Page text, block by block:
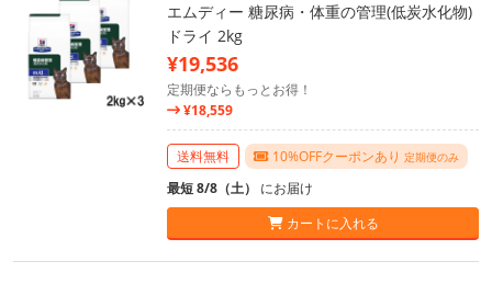
エムディー 糖尿病・体重の管理(低炭水化物)
ドライ 2kg
¥19,536
定期便ならもっとお得！
¥18,559
送料無料 10%OFFクーポンあり 定期便のみ
最短 8/8（土） にお届け
カートに入れる